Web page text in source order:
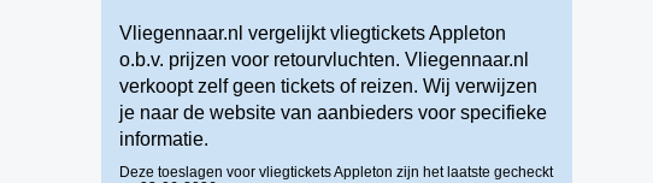
Vliegennaar.nl vergelijkt vliegtickets Appleton
o.b.v. prijzen voor retourvluchten. Vliegennaar.nl
verkoopt zelf geen tickets of reizen. Wij verwijzen
je naar de website van aanbieders voor specifieke
informatie.
Deze toeslagen voor vliegtickets Appleton zijn het laatste gecheckt